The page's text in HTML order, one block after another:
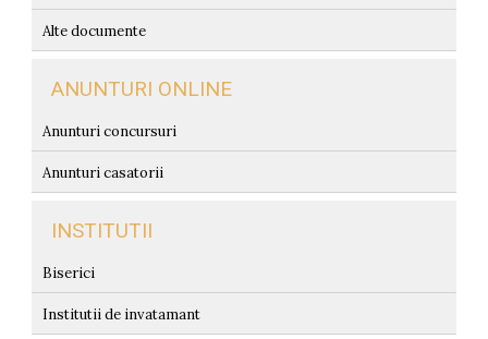
Alte documente
ANUNTURI ONLINE
Anunturi concursuri
Anunturi casatorii
INSTITUTII
Biserici
Institutii de invatamant